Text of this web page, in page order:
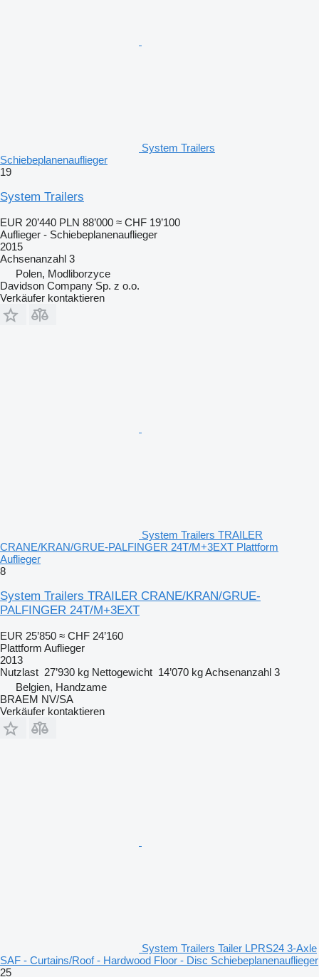
System Trailers
Schiebeplanenauflieger
19
System Trailers
EUR 20’440 PLN 88’000 ≈ CHF 19’100
Auflieger - Schiebeplanenauflieger
2015
Achsenanzahl 3
Polen, Modliborzyce
Davidson Company Sp. z o.o.
Verkäufer kontaktieren
System Trailers TRAILER
CRANE/KRAN/GRUE-PALFINGER 24T/M+3EXT Plattform
Auflieger
8
System Trailers TRAILER CRANE/KRAN/GRUE-
PALFINGER 24T/M+3EXT
EUR 25’850 ≈ CHF 24’160
Plattform Auflieger
2013
Nutzlast 27’930 kg Nettogewicht 14’070 kgAchsenanzahl 3
Belgien, Handzame
BRAEM NV/SA
Verkäufer kontaktieren
System Trailers Tailer LPRS24 3-Axle
SAF - Curtains/Roof - Hardwood Floor - Disc Schiebeplanenauflieger
25